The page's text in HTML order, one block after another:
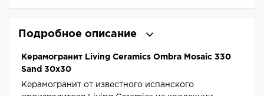
Подробное описание
Керамогранит Living Ceramics Ombra Mosaic 330
Sand 30x30
Керамогранит от известного испанского